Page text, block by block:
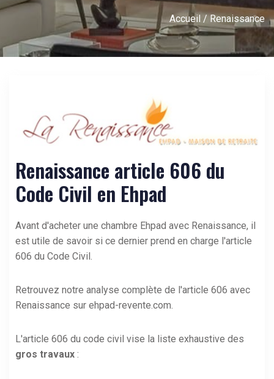
Accueil / Renaissance
Renaissance article 606 du
Code Civil en Ehpad
Avant d'acheter une chambre Ehpad avec Renaissance, il
est utile de savoir si ce dernier prend en charge l'article
606 du Code Civil.
Retrouvez notre analyse complète de l'article 606 avec
Renaissance sur ehpad-revente.com
L'article 606 du code civil vise la liste exhaustive des
gros travaux :